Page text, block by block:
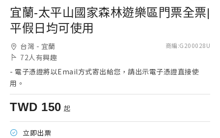
宜蘭-太平山國家森林遊樂區門票全票|
平假日均可使用
台灣 - 宜蘭
72人有興趣
商編:G200028U
- 電子憑證將以Email方式寄出給您，請出示電子憑證直接使
用。
TWD 150 起
立即出票